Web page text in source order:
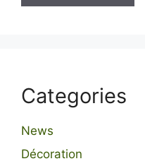
Categories
News
Décoration